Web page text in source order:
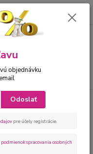
za0 €
Kojenecký pletený overal s
s
objednávku
Odoslať
pre účely registrácie.
podmienok spracovania osobných